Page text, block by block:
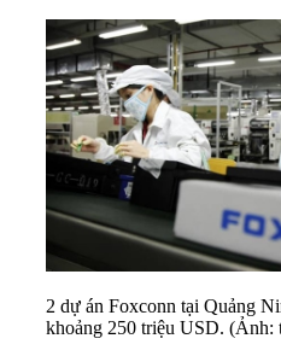
2 dự án Foxconn tại Quảng
khoảng 250 triệu USD. (Ảnh: